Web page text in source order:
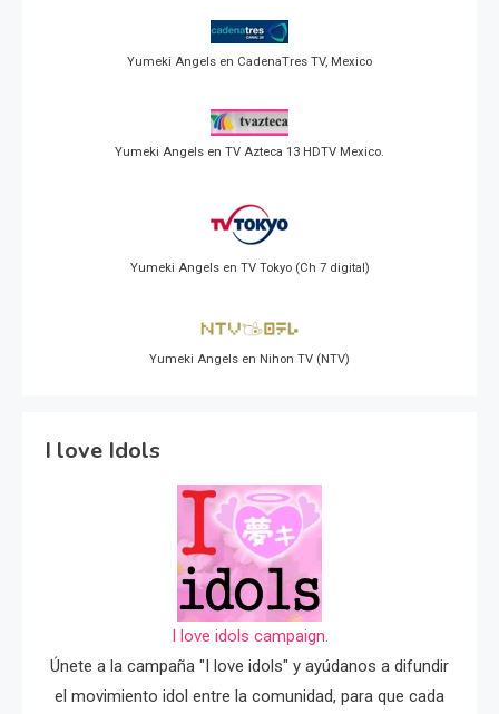
Yumeki Angels en CadenaTres TV, Mexico
Yumeki Angels en TV Azteca 13 HDTV Mexico.
Yumeki Angels en TV Tokyo (Ch 7 digital)
Yumeki Angels en Nihon TV (NTV)
I love Idols
I love idols campaign.
Únete a la campaña "I love idols" y ayúdanos a difundir
el movimiento idol entre la comunidad, para que cada